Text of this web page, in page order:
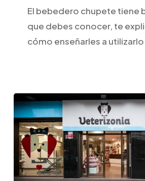
Gato
Largo
El bebedero chupete tiene
que debes conocer, te
cómo enseñarles a utilizarlo